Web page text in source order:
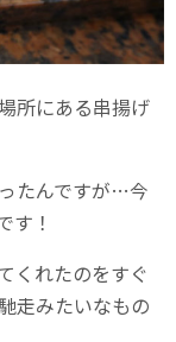
所にある串揚げ
たんですが…今
す！
くれたのをすぐ
走みたいなもの